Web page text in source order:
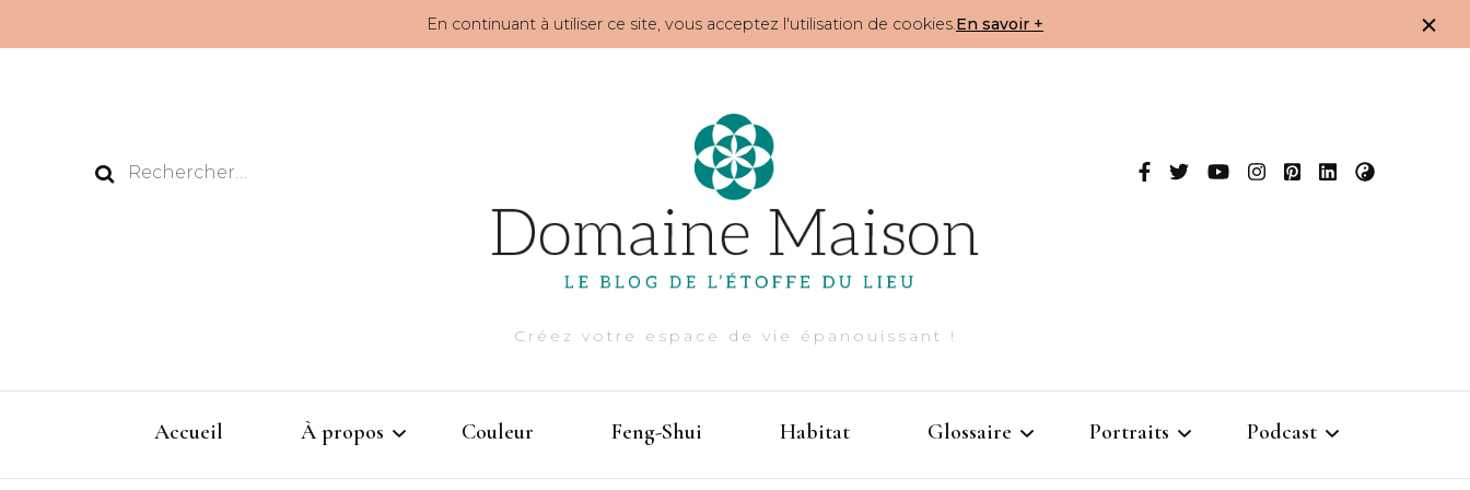
En continuant à utiliser ce site, vous acceptez l'utilisation de cookies.En savoir +
Rechercher :
Créez votre espace de vie épanouissant !
Accueil À propos Couleur Feng-Shui Habitat Glossaire Portraits Podcast